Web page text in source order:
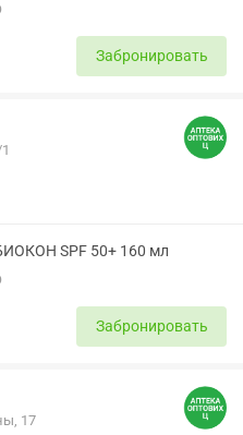
Забронировать
SPF 50+ 160 мл
Забронировать
17